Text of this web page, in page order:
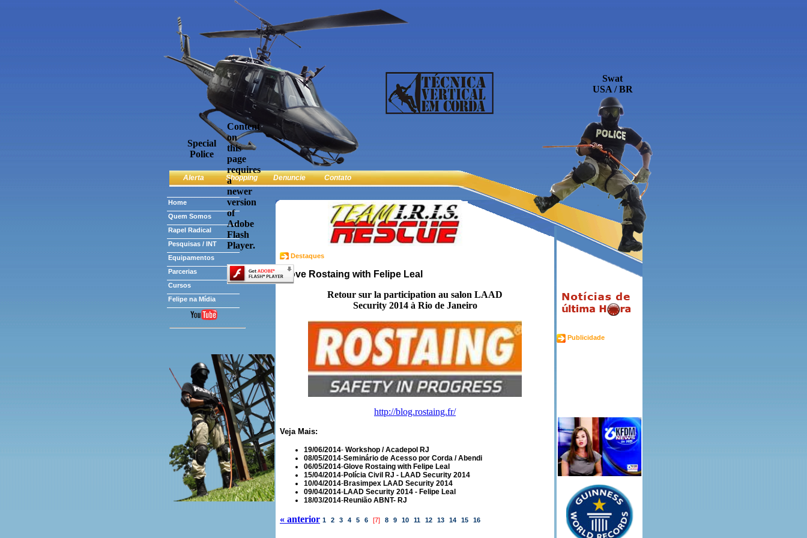
Special
Police
Swat
USA / BR
Alerta Shopping Denuncie Contato
Home
Quem Somos
Rapel Radical
Pesquisas / INT
Equipamentos
Parcerias
Cursos
Felipe na Mídia
Content
on
this
page
requires
a
newer
version
of
Adobe
Flash
Player.
Destaques
Glove Rostaing with Felipe Leal
Retour sur la participation au salon LAAD
Security 2014 à Rio de Janeiro
http://blog.rostaing.fr/
Veja Mais:
19/06/2014- Workshop / Acadepol RJ
08/05/2014-Seminário de Acesso por Corda / Abendi
06/05/2014-Glove Rostaing with Felipe Leal
15/04/2014-Polícia Civil RJ - LAAD Security 2014
10/04/2014-Brasimpex LAAD Security 2014
09/04/2014-LAAD Security 2014 - Felipe Leal
18/03/2014-Reunião ABNT- RJ
« anterior 1 2 3 4 5 6 [7] 8 9 10 11 12 13 14 15 16
Publicidade